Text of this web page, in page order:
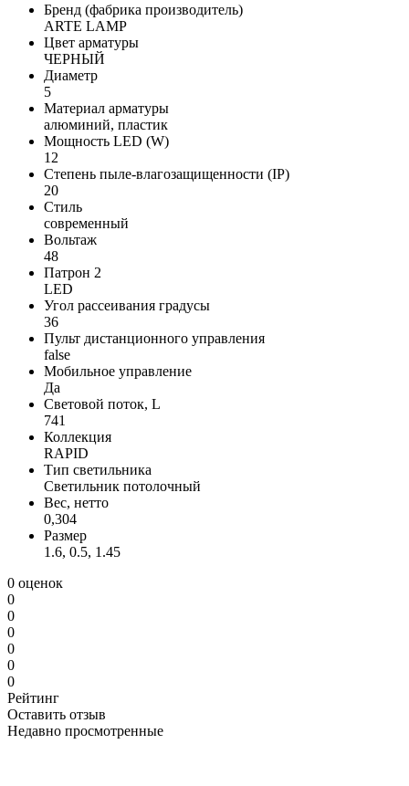
Бренд (фабрика производитель)
ARTE LAMP
Цвет арматуры
ЧЕРНЫЙ
Диаметр
5
Материал арматуры
алюминий, пластик
Мощность LED (W)
12
Степень пыле-влагозащищенности (IP)
20
Стиль
современный
Вольтаж
48
Патрон 2
LED
Угол рассеивания градусы
36
Пульт дистанционного управления
false
Мобильное управление
Да
Световой поток, L
741
Коллекция
RAPID
Тип светильника
Светильник потолочный
Вес, нетто
0,304
Размер
1.6, 0.5, 1.45
0 оценок
0
0
0
0
0
0
Рейтинг
Оставить отзыв
Недавно просмотренные